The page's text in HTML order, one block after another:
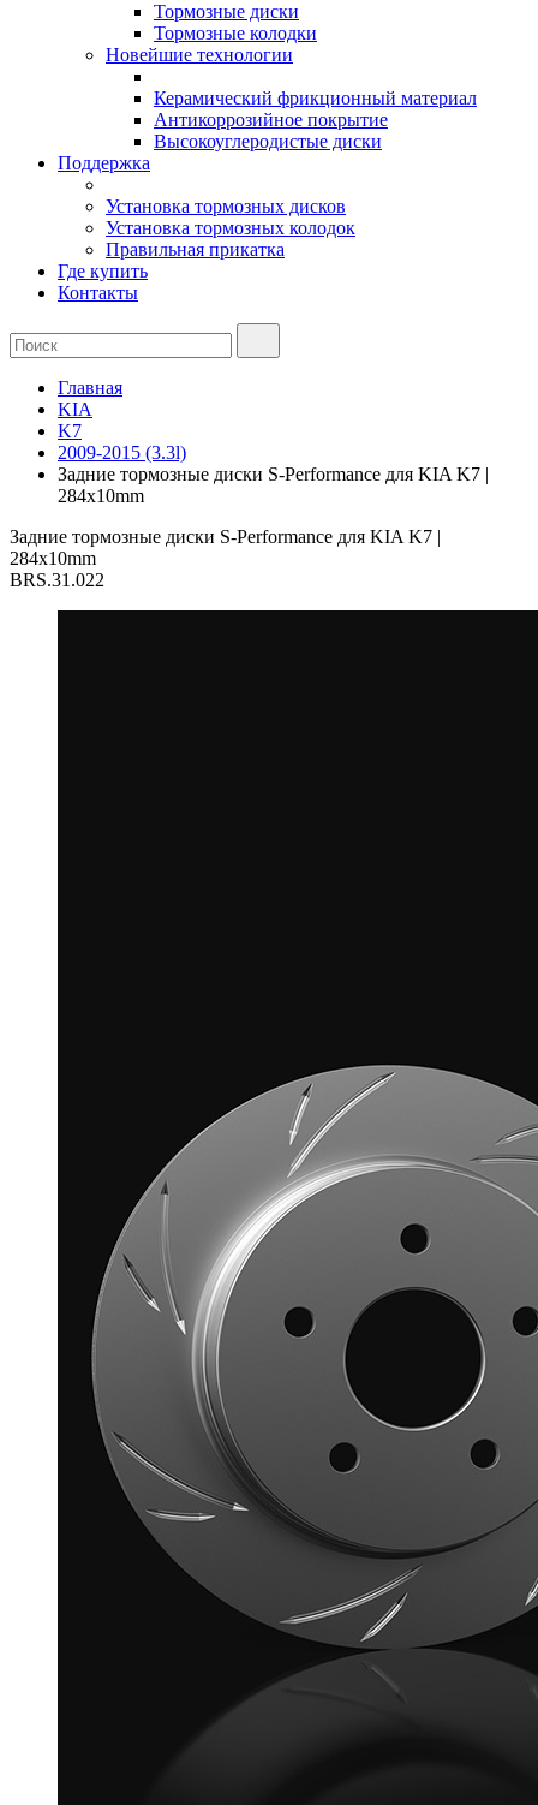
Тормозные диски
Тормозные колодки
Новейшие технологии
Керамический фрикционный материал
Антикоррозийное покрытие
Высокоуглеродистые диски
Поддержка
Установка тормозных дисков
Установка тормозных колодок
Правильная прикатка
Где купить
Контакты
Главная
KIA
K7
2009-2015 (3.3l)
Задние тормозные диски S-Performance для KIA K7 |
284x10mm
Задние тормозные диски S-Performance для KIA K7 |
284x10mm
BRS.31.022